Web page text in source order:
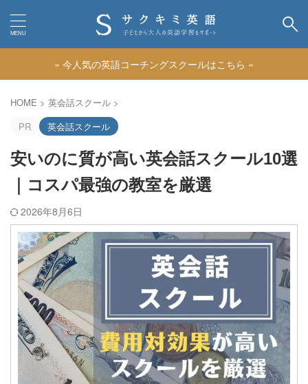
» 今人気の英語コーチングスクールはこちら «
HOME > 英会話スクール >
PR
英会話スクール
安いのに質が高い英会話スクール10選
｜コスパ最強の教室を厳選
2026年8月6日